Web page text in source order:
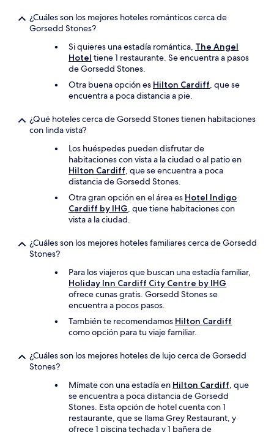
¿Cuáles son los mejores hoteles románticos cerca de
Gorsedd Stones?
Si quieres una estadía romántica, The Angel
Hotel tiene 1 restaurante. Se encuentra a pasos
de Gorsedd Stones.
Otra buena opción es Hilton Cardiff, que se
encuentra a poca distancia a pie.
¿Qué hoteles cerca de Gorsedd Stones tienen habitaciones
con linda vista?
Los huéspedes pueden disfrutar de
habitaciones con vista a la ciudad o al patio en
Hilton Cardiff, que se encuentra a poca
distancia de Gorsedd Stones.
Otra gran opción en el área es Hotel Indigo
Cardiff by IHG, que tiene habitaciones con
vista a la ciudad.
¿Cuáles son los mejores hoteles familiares cerca de Gorsedd
Stones?
Para los viajeros que buscan una estadía familiar,
Holiday Inn Cardiff City Centre by IHG
ofrece cunas gratis. Gorsedd Stones se
encuentra a pocos pasos.
También te recomendamos Hilton Cardiff
como opción para tu viaje familiar.
¿Cuáles son los mejores hoteles de lujo cerca de Gorsedd
Stones?
Mímate con una estadía en Hilton Cardiff, que
se encuentra a poca distancia de Gorsedd
Stones. Esta opción de hotel cuenta con 1
restaurante, que se llama Grey Restaurant, y
ofrece 1 piscina techada y 1 bañera de